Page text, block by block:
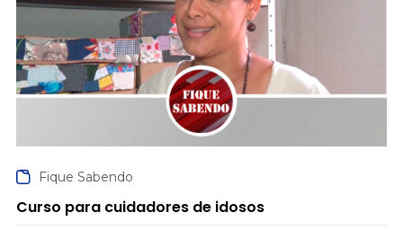
Fique Sabendo
Curso para cuidadores de idosos